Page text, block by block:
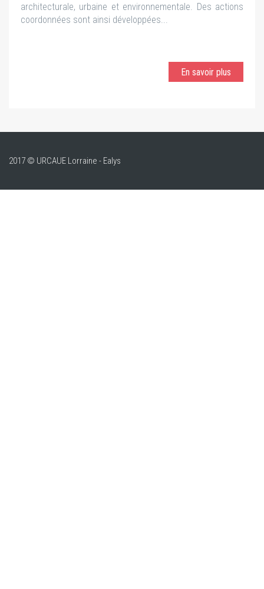
architecturale, urbaine et environnementale. Des actions
coordonnées sont ainsi développées...
En savoir plus
2017 © URCAUE Lorraine - Ealys